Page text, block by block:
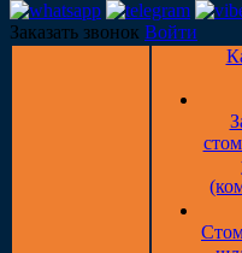
Заказать звонок Войти